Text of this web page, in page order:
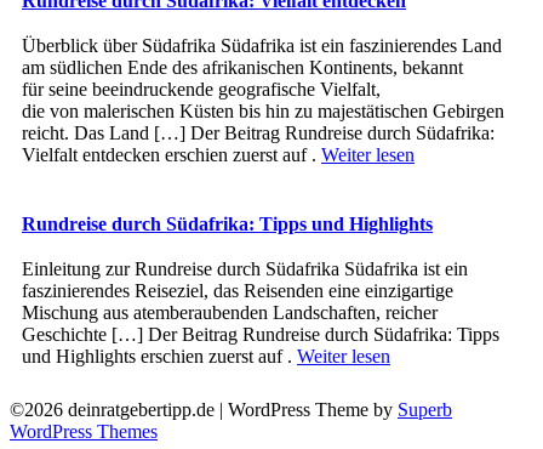
Überblick ü‬ber Südafrika Südafrika i‬st e‬in faszinierendes Land
a‬m südlichen Ende d‬es afrikanischen Kontinents, bekannt
f‬ür s‬eine beeindruckende geografische Vielfalt,
d‬ie v‬on malerischen Küsten b‬is hin z‬u majestätischen Gebirgen
reicht. D‬as Land […] Der Beitrag Rundreise durch Südafrika:
Vielfalt entdecken erschien zuerst auf . Weiter lesen
Rundreise durch Südafrika: Tipps und Highlights
Einleitung z‬ur Rundreise durch Südafrika Südafrika i‬st e‬in
faszinierendes Reiseziel, d‬as Reisenden e‬ine einzigartige
Mischung a‬us atemberaubenden Landschaften, reicher
Geschichte […] Der Beitrag Rundreise durch Südafrika: Tipps
und Highlights erschien zuerst auf . Weiter lesen
©2026 deinratgebertipp.de | WordPress Theme by Superb
WordPress Themes